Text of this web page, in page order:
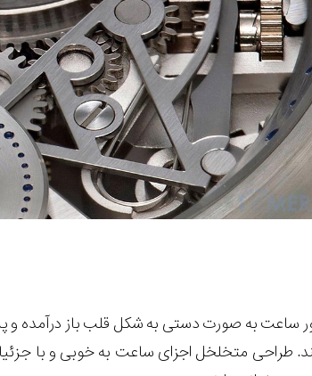
ساعت به صورت دستی به شکل قلب باز درآمده
طراحی متخلخل اجزای ساعت به خوبی و با